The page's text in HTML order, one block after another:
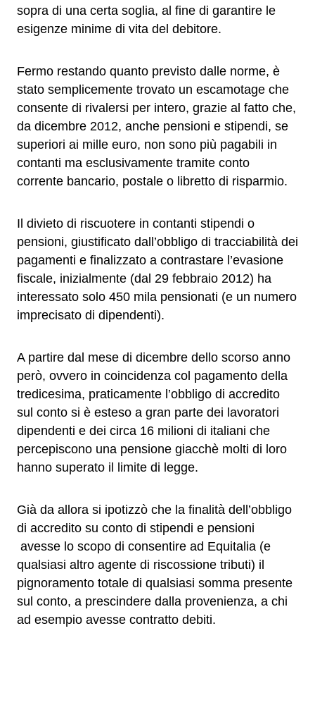
sopra di una certa soglia, al fine di garantire le
esigenze minime di vita del debitore.
Fermo restando quanto previsto dalle norme, è
stato semplicemente trovato un escamotage che
consente di rivalersi per intero, grazie al fatto che,
da dicembre 2012, anche pensioni e stipendi, se
superiori ai mille euro, non sono più pagabili in
contanti ma esclusivamente tramite conto
corrente bancario, postale o libretto di risparmio.
Il divieto di riscuotere in contanti stipendi o
pensioni, giustificato dall’obbligo di tracciabilità dei
pagamenti e finalizzato a contrastare l’evasione
fiscale, inizialmente (dal 29 febbraio 2012) ha
interessato solo 450 mila pensionati (e un numero
imprecisato di dipendenti).
A partire dal mese di dicembre dello scorso anno
però, ovvero in coincidenza col pagamento della
tredicesima, praticamente l’obbligo di accredito
sul conto si è esteso a gran parte dei lavoratori
dipendenti e dei circa 16 milioni di italiani che
percepiscono una pensione giacchè molti di loro
hanno superato il limite di legge.
Già da allora si ipotizzò che la finalità dell’obbligo
di accredito su conto di stipendi e pensioni
avesse lo scopo di consentire ad Equitalia (e
qualsiasi altro agente di riscossione tributi) il
pignoramento totale di qualsiasi somma presente
sul conto, a prescindere dalla provenienza, a chi
ad esempio avesse contratto debiti.